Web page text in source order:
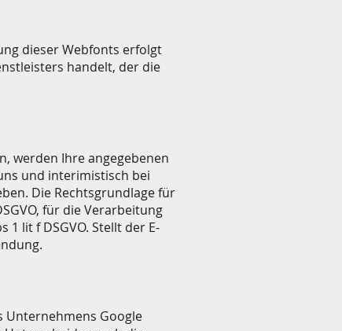
dieser Webfonts erfolgt
handelt, der die
werden Ihre angegebenen
und interimistisch bei
Die Rechtsgrundlage für
für die Verarbeitung
lit f DSGVO. Stellt der E-
Unternehmens Google